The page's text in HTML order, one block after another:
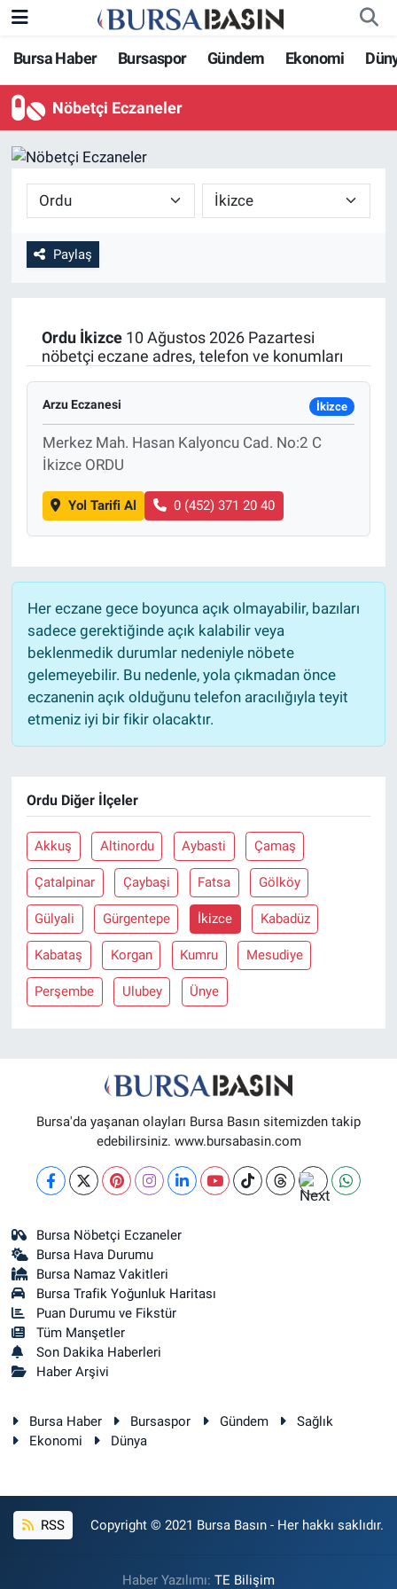
Bursa Haber Bursaspor Gündem Ekonomi
Nöbetçi Eczaneler
Paylaş
Ordu İkizce10 Ağustos 2026 Pazartesi
nöbetçi eczane adres, telefon ve konumları
Arzu Eczanesi İkizce
Merkez Mah. Hasan Kalyoncu Cad. No:2 C
İkizce ORDU
Yol Tarifi Al 0 (452) 371 20 40
Her eczane gece boyunca açık olmayabilir, bazıları
sadece gerektiğinde açık kalabilir veya
beklenmedik durumlar nedeniyle nöbete
gelemeyebilir. Bu nedenle, yola çıkmadan önce
eczanenin açık olduğunu telefon aracılığıyla teyit
etmeniz iyi bir fikir olacaktır.
Ordu Diğer İlçeler
Akkuş Altinordu Aybasti Çamaş
Çatalpinar Çaybaşi Fatsa Gölköy
Gülyali Gürgentepe İkizce Kabadüz
Kabataş Korgan Kumru Mesudiye
Perşembe Ulubey Ünye
Bursa'da yaşanan olayları Bursa Basın sitemizden takip
edebilirsiniz. www.bursabasin.com
Bursa Nöbetçi Eczaneler
Bursa Hava Durumu
Bursa Namaz Vakitleri
Bursa Trafik Yoğunluk Haritası
Puan Durumu ve Fikstür
Tüm Manşetler
Son Dakika Haberleri
Haber Arşivi
Bursa Haber Bursaspor Gündem
Sağlık
Ekonomi
Dünya
RSS Copyright © 2021 Bursa Basın - Her hakkı saklıdır.
Haber Yazılımı: TE Bilişim
Bursa Haber
Genel
Politika
Bilim, Teknoloji
KÜLTÜR-SANAT
Bursaspor
Gündem
Sağlık
Eğitim
Ekonomi
Teknoloji
Magazin
Siyaset
Yaşam
Spor
Nöbetçi Eczaneler
Bursa Nöbetçi Eczaneler
Bursa Hava Durumu
Bursa Namaz Vakitleri
Bursa Trafik Yoğunluk Haritası
Süper Lig Puan Durumu ve Fikstür
Son Dakika Haberleri
Haber Arşivi